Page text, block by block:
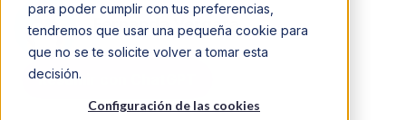
para poder cumplir con tus preferencias,
tendremos que usar una pequeña cookie para
que no se te solicite volver a tomar esta
decisión.
Configuración de las cookies
Fernanda Vergara
Resumir con ChatGPT